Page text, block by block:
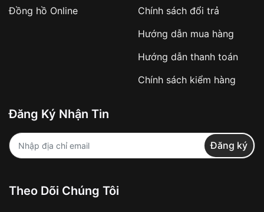
Số tiền còn lại thanh toán khi nhận hàng hoặc
✔️ Đảm bảo xử lý đơn hàng nhanh chóng
✔️ Hạn chế tình trạng hủy đơn không mong
Từ khóa SEO:
Khách hàng được
thanh toán
Đồng hồ Online
Chính sách đổi trả
Hướng dẫn mua hàng
Hướng dẫn thanh toán
Chính sách kiểm hàng
Đăng Ký Nhận Tin
Đăng ký
Theo Dõi Chúng Tôi